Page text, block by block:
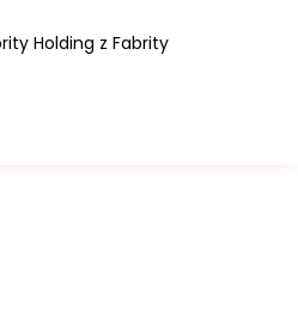
Holding z Fabrity